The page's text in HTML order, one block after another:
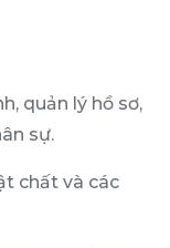
quản lý hồ sơ,
sự.
chất và các